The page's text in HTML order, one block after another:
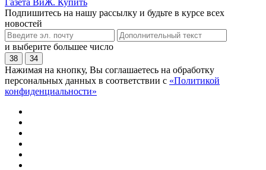
Подпишитесь на нашу рассылку и будьте в курсе всех
новостей
и выберите большее число
38 34
Нажимая на кнопку, Вы соглашаетесь на обработку
персональных данных в соответствии с «Политикой
конфиденциальности»